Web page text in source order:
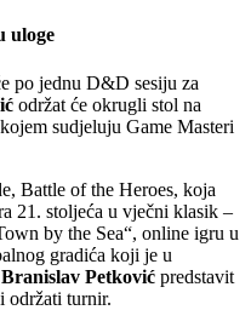
uloge
po jednu D&D sesiju za
održat će okrugli stol na
sudjeluju Game Masteri
Battle of the Heroes, koja
21. stoljeća u vječni klasik –
by the Sea“, online igru u
gradića koji je u
Branislav Petković predstavit
održati turnir.